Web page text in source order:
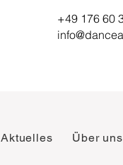
+49 176 60
Aktuelles Über uns